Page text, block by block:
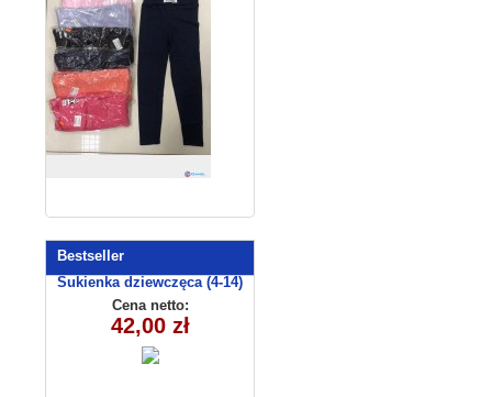
Bestseller
Sukienka dziewczęca (4-14)
C3009
Cena netto:
42,00 zł